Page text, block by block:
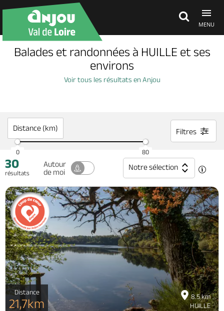
MENU
Découvrir
Agenda
Dormir, manger
Séjours, cadeaux
Billetterie en ligne
Brochures & Cartes Offices de tourisme Comment venir ? Ecrivez-nous
Balades et randonnées à HUILLE et ses
environs
Voir tous les résultats en Anjou
Distance (km)
0 80
Filtres
30
résultats
Autour
de moi
Notre sélection
8.5 km
HUILLE
Distance
21,7km